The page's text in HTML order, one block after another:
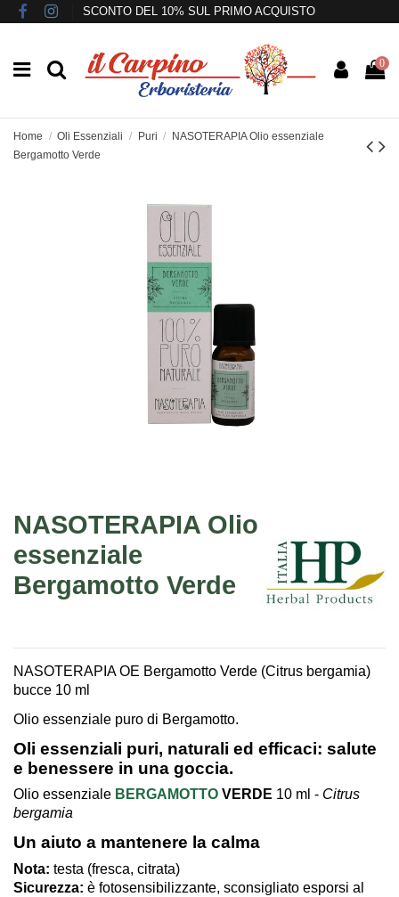
SCONTO DEL 10% SUL PRIMO ACQUISTO
0
Home Oli Essenziali Puri
NASOTERAPIA Olio essenziale
Bergamotto Verde
NASOTERAPIA Olio
essenziale
Bergamotto Verde
NASOTERAPIA OE Bergamotto Verde (Citrus bergamia)
bucce 10 ml
Olio essenziale puro di Bergamotto.
Oli essenziali puri, naturali ed efficaci: salute
e benessere in una goccia.
Olio essenziale BERGAMOTTO VERDE 10 ml - Citrus
bergamia
Un aiuto a mantenere la calma
Nota: testa (fresca, citrata)
Sicurezza: è fotosensibilizzante, sconsigliato esporsi al